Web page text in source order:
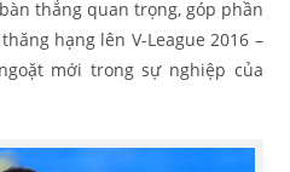
thắng quan trọng, góp phần
hạng lên V-League 2016 –
mới trong sự nghiệp của